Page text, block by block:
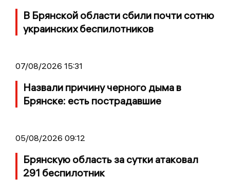
В Брянской области сбили почти сотню
украинских беспилотников
07/08/2026 15:31
Назвали причину черного дыма в
Брянске: есть пострадавшие
05/08/2026 09:12
Брянскую область за сутки атаковал
291 беспилотник